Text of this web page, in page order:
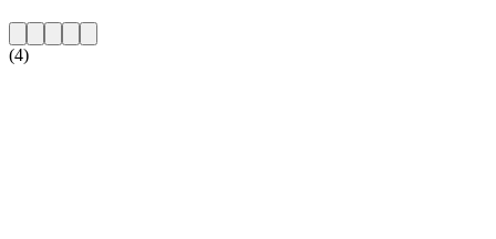
(4)